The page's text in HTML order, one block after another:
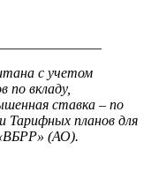
с учетом
по вкладу,
ставка ‒ по
Тарифных планов для
(АО).